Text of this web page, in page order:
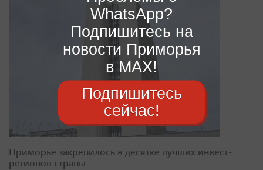
Приморье закрепилось в десятке лучших инвест-
регионов страны
WhatsApp?
Подпишитесь на
новости Приморья
в MAX!
Подпишитесь
сейчас!